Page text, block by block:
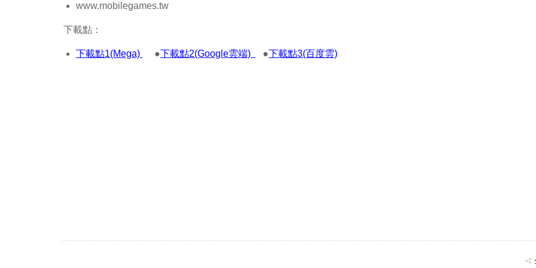
www.mobilegames.tw
下載點：
下載點1(Mega) ●下載點2(Google雲端) ●下載點3(百度雲)